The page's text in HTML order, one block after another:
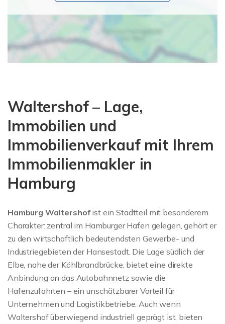
Waltershof – Lage,
Immobilien und
Immobilienverkauf mit Ihrem
Immobilienmakler in
Hamburg
Hamburg Waltershofist ein Stadtteil mit besonderem
Charakter: zentral im Hamburger Hafen gelegen, gehört er
zu den wirtschaftlich bedeutendsten Gewerbe- und
Industriegebieten der Hansestadt. Die Lage südlich der
Elbe, nahe der Köhlbrandbrücke, bietet eine direkte
Anbindung an das Autobahnnetz sowie die
Hafenzufahrten – ein unschätzbarer Vorteil für
Unternehmen und Logistikbetriebe. Auch wenn
Waltershof überwiegend industriell geprägt ist, bieten